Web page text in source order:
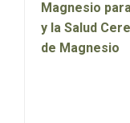
Magnesio
y la Salud
de Magnesio